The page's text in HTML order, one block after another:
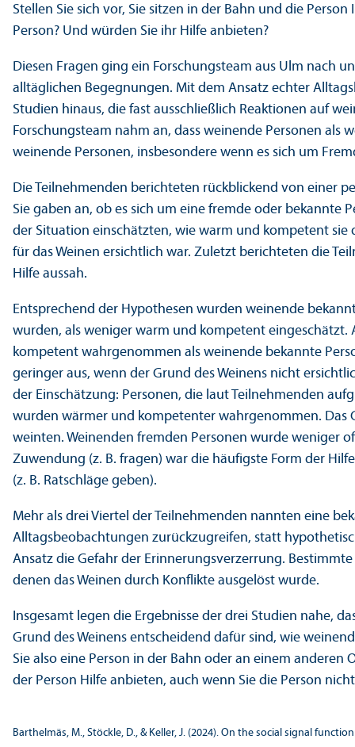
Stellen Sie sich vor, Sie sitzen in der Bahn und die
Person? Und würden Sie ihr Hilfe anbieten?
Diesen Fragen ging ein Forschungs­team aus Ulm nach
alltäglichen Begegnungen. Mit dem Ansatz echter
Studien hinaus, die fast ausschließlich Reaktionen auf
Forschungs­team nahm an, dass weinende Personen
weinende Personen, insbesondere wenn es sich um
Die Teilnehmenden berichteten rückblickend von einer
Sie gaben an, ob es sich um eine fremde oder bekannte
der Situation einschätzten, wie warm und kompetent
für das Weinen ersichtlich war. Zuletzt berichteten die
Hilfe aussah.
Entsprechend der Hypothesen wurden weinende
wurden, als weniger warm und kompetent
kompetent wahrgenommen als weinende bekannte
geringer aus, wenn der Grund des Weinens nicht
der Einschätzung: Personen, die laut Teilnehmenden
wurden wärmer und kompetenter wahrgenommen. Das
weinten. Weinenden fremden Personen wurde weniger
Zuwendung (z. B. fragen) war die häufigste Form der
(z. B. Ratschläge geben).
Mehr als drei Viertel der Teilnehmenden nannten eine
Alltagsbeobachtungen zurückzugreifen, statt
Ansatz die Gefahr der Erinnerungs­verzerrung.
denen das Weinen durch Konflikte ausgelöst wurde.
Insgesamt legen die Ergebnisse der drei Studien nahe,
Grund des Weinens entscheidend dafür sind, wie
Sie also eine Person in der Bahn oder an einem
der Person Hilfe anbieten, auch wenn Sie die Person
Barthelmäs, M., Stöckle, D., & Keller, J. (2024). On the social signal